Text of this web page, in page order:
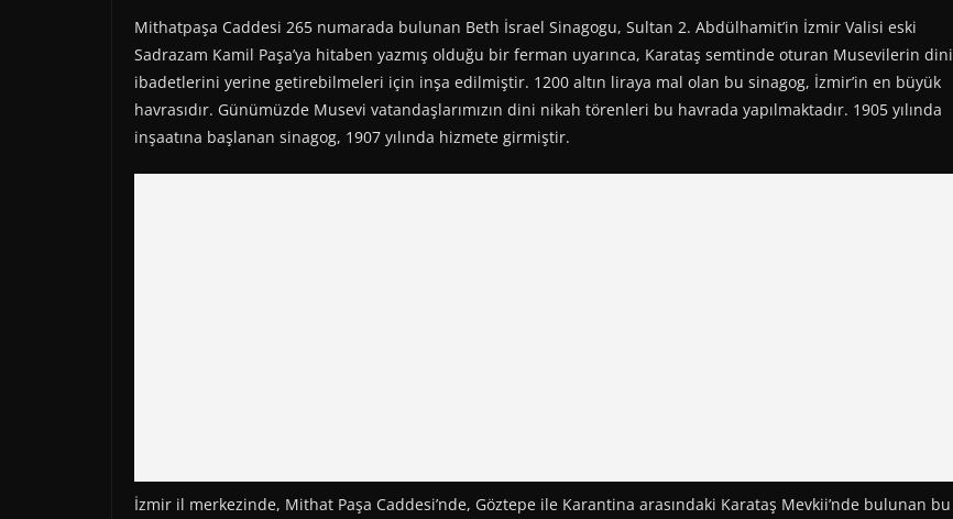
Mithatpaşa Caddesi 265 numarada bulunan Beth İsrael Sinagogu, Sultan 2. Abdülhamit’in İzmir Valisi eski
Sadrazam Kamil Paşa’ya hitaben yazmış olduğu bir ferman uyarınca, Karataş semtinde oturan Musevilerin dini
ibadetlerini yerine getirebilmeleri için inşa edilmiştir. 1200 altın liraya mal olan bu sinagog, İzmir’in en büyük
havrasıdır. Günümüzde Musevi vatandaşlarımızın dini nikah törenleri bu havrada yapılmaktadır. 1905 yılında
inşaatına başlanan sinagog, 1907 yılında hizmete girmiştir.
İzmir il merkezinde, Mithat Paşa Caddesi’nde, Göztepe ile Karantina arasındaki Karataş Mevkii’nde bulunan bu